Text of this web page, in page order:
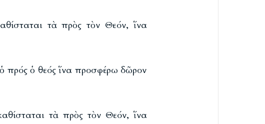
τὰ πρὸς τὸν Θεόν, ἵνα
πρός ὁ θεός ἵνα προσφέρω δῶρον
τὰ πρὸς τὸν Θεόν, ἵνα